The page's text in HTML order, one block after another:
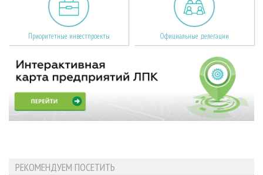
Приоритетные инвестпроекты Официальные делегации
РЕКОМЕНДУЕМ ПОСЕТИТЬ